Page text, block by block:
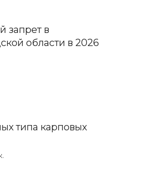
запрет в
области в 2026
типа карповых